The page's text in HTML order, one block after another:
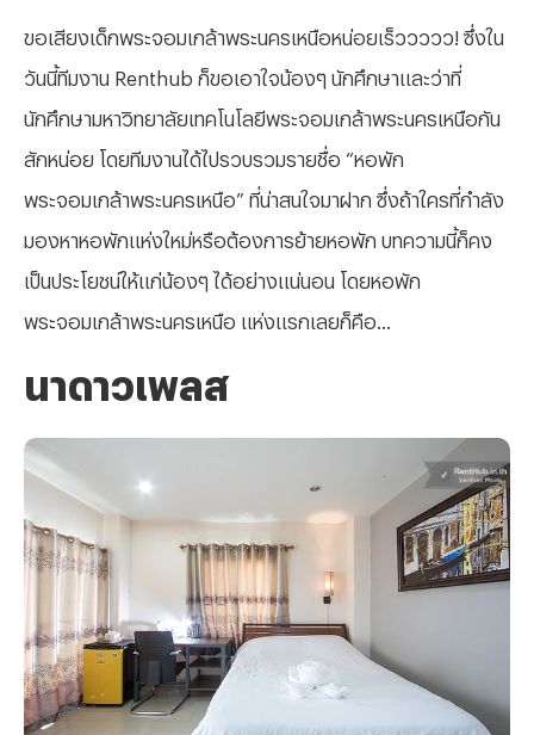
ขอเสียงเด็กพระจอมเกล้าพระนครเหนือหน่อยเร็ววววว! ซึ่งใน
วันนี้ทีมงาน Renthub ก็ขอเอาใจน้องๆ นักศึกษาและว่าที่
นักศึกษามหาวิทยาลัยเทคโนโลยีพระจอมเกล้าพระนครเหนือกัน
สักหน่อย โดยทีมงานได้ไปรวบรวมรายชื่อ “หอพัก
พระจอมเกล้าพระนครเหนือ” ที่น่าสนใจมาฝาก ซึ่งถ้าใครที่กำลัง
มองหาหอพักแห่งใหม่หรือต้องการย้ายหอพัก บทความนี้ก็คง
เป็นประโยชน์ให้แก่น้องๆ ได้อย่างแน่นอน โดยหอพัก
พระจอมเกล้าพระนครเหนือ แห่งแรกเลยก็คือ...
นาดาวเพลส